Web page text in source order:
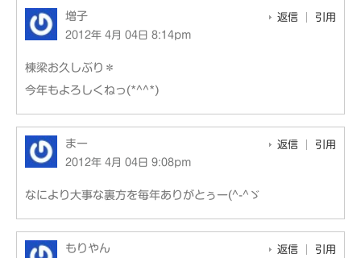
増子
2012年 4月 04日 8:14pm
返信 引用
棟梁お久しぶり＊
今年もよろしくねっ(*^^*)
まー
2012年 4月 04日 9:08pm
返信 引用
なにより大事な裏方を毎年ありがとぅー(^-^ゞ
もりやん 返信 引用